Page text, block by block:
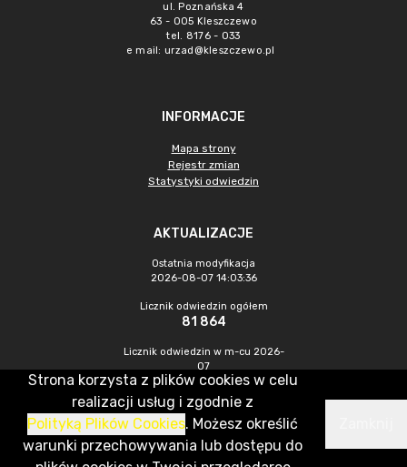
ul. Poznańska 4
63 - 005 Kleszczewo
tel. 8176 - 033
e mail: urzad@kleszczewo.pl
INFORMACJE
Mapa strony
Rejestr zmian
Statystyki odwiedzin
AKTUALIZACJE
Ostatnia modyfikacja
2026-08-07 14:03:36
Licznik odwiedzin ogółem
81 864
Licznik odwiedzin w m-cu 2026-
07
1 642
CMS & Hosting: Nefeni Sp. z o.o.
Strona korzysta z plików cookies w celu
realizacji usług i zgodnie z
Polityką Plików Cookies. Możesz określić
warunki przechowywania lub dostępu do